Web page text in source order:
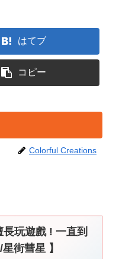
はてブ
コピー
Colorful Creations
玩遊戲 ! 一直到
街彗星 】